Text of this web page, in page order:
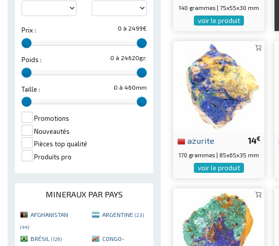
0 à 2499€
Prix :
0 à 24620gr.
Poids :
0 à 460mm
Taille :
Promotions
Nouveautés
Pièces top qualité
Produits pro
MINERAUX PAR PAYS
AFGHANISTAN
(44)
ARGENTINE (23)
BRÉSIL (129)
CONGO-
140 grammes | 75x55x30 mm
voir le produit
14€
azurite
170 grammes | 85x65x35 mm
voir le produit